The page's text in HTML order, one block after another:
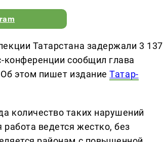
Татарстана задержали 3 137
конференции сообщил глава
Об этом пишет изданиеТатар-
количество таких нарушений
ведется жестко, без